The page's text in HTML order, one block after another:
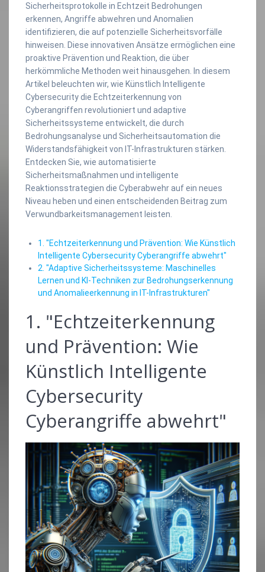
Sicherheitsprotokolle in Echtzeit Bedrohungen
erkennen, Angriffe abwehren und Anomalien
identifizieren, die auf potenzielle Sicherheitsvorfälle
hinweisen. Diese innovativen Ansätze ermöglichen eine
proaktive Prävention und Reaktion, die über
herkömmliche Methoden weit hinausgehen. In diesem
Artikel beleuchten wir, wie Künstlich Intelligente
Cybersecurity die Echtzeiterkennung von
Cyberangriffen revolutioniert und adaptive
Sicherheitssysteme entwickelt, die durch
Bedrohungsanalyse und Sicherheitsautomation die
Widerstandsfähigkeit von IT-Infrastrukturen stärken.
Entdecken Sie, wie automatisierte
Sicherheitsmaßnahmen und intelligente
Reaktionsstrategien die Cyberabwehr auf ein neues
Niveau heben und einen entscheidenden Beitrag zum
Verwundbarkeitsmanagement leisten.
1. "Echtzeiterkennung und Prävention: Wie Künstlich
Intelligente Cybersecurity Cyberangriffe abwehrt"
2. "Adaptive Sicherheitssysteme: Maschinelles
Lernen und KI-Techniken zur Bedrohungserkennung
und Anomalieerkennung in IT-Infrastrukturen"
1. "Echtzeiterkennung
und Prävention: Wie
Künstlich Intelligente
Cybersecurity
Cyberangriffe abwehrt"